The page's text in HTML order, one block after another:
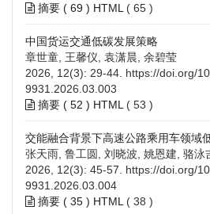
摘要 ( 69 ) HTML ( 65 )
中国货运交通低碳发展策略
章世童, 王馨仪, 袁潇晨, 余碧莹
2026, 12(3): 29-44. https://doi.org/
9931.2026.03.003
摘要 ( 52 ) HTML ( 53 )
交能融合背景下高速公路乘用车领域
张天雨, 鲁工圆, 刘晓波, 姚恩建, 骆泳
2026, 12(3): 45-57. https://doi.org/
9931.2026.03.004
摘要 ( 35 ) HTML ( 38 )